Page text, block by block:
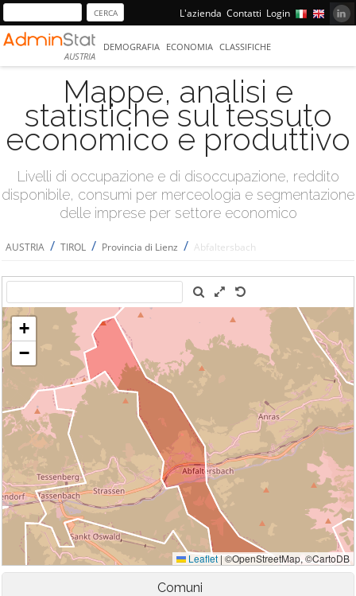
L'azienda Contatti Login
AUSTRIA
DEMOGRAFIA ECONOMIA CLASSIFICHE
Mappe, analisi e
statistiche sul tessuto
economico e produttivo
Livelli di occupazione e di disoccupazione, reddito
disponibile, consumi per merceologia e segmentazione
delle imprese per settore economico
AUSTRIA / TIROL / Provincia di Lienz / Abfaltersbach
Comuni